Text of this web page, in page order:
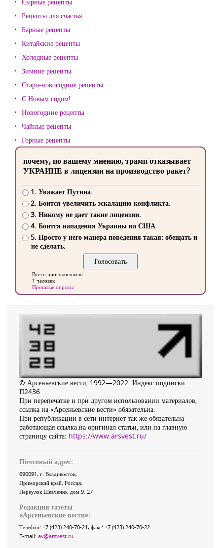
Рецепты для счастья
Барные рецепты
Китайские рецепты
Холодные рецепты
Зимние рецепты
Старо-новогодние рецепты
С Новым годом!
Новогодние рецепты
Чайные рецепты
Горные рецепты
почему, по вашему мнению, трамп отказывает
УКРАИНЕ в лицензии на производство ракет?
1. Уважает Путина.
2. Боится увеличить эскалацию конфликта.
3. Никому не дает такие лицензии.
4. Боится нападения Украины на США
5. Просто у него манера поведения такая: обещать и
не сделать.
Всего проголосовало
1 человек
Прошлые опросы
© Арсеньевские вести, 1992—2022. Индекс подписки:
П2436
При перепечатке и при другом использовании материалов,
ссылка на «Арсеньевские вести» обязательна.
При републикации в сети интернет так же обязательна
работающая ссылка на оригинал статьи, или на главную
страницу сайта: https://www.arsvest.ru/
Почтовый адрес:
690091, г. Владивосток,
Приморский край, Россия
Переулок Шевченко, дом 9, 27
Редакция газеты
«Арсеньевские вести»:
Телефон: +7 (423) 240-70-21, факс: +7 (423) 240-70-22
E-mail: av@arsvest.ru